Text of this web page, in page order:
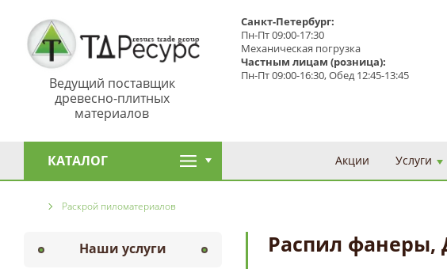
Ведущий поставщик
древесно-плитных
материалов
Санкт-Петербург:
Пн-Пт 09:00-17:30
Механическая погрузка
Частным лицам (розница):
Пн-Пт 09:00-16:30, Обед 12:45-13:45
КАТАЛОГ Акции Услуги
Главная страница
Раскрой пиломатериалов
Наши услуги Распил фанеры,